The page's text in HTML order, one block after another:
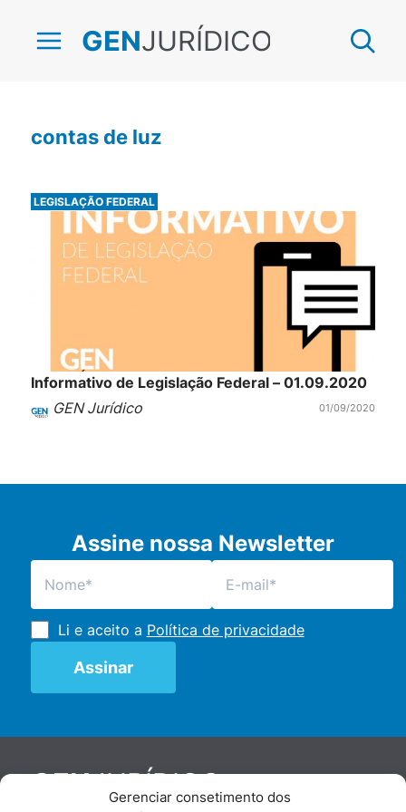
Gerenciar consetimento dos
GENJURÍDICO
contas de luz
LEGISLAÇÃO FEDERAL
Informativo de Legislação Federal – 01.09.2020
GEN Jurídico
01/09/2020
Assine nossa Newsletter
Li e aceito a Política de privacidade
GENJURÍDICO